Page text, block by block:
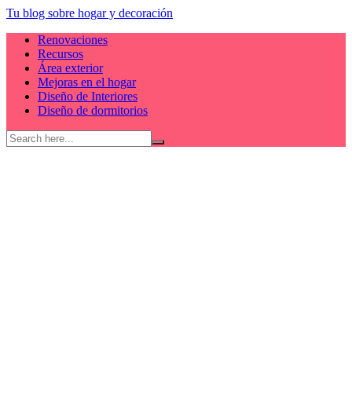
Skip
content
Tu blog sobre hogar y decoración
Renovaciones
Recursos
Área exterior
Mejoras en el hogar
Diseño de Interiores
Diseño de dormitorios